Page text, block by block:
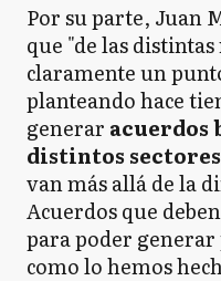
Por su parte, Juan
que "de las
claramente un
planteando hace
generar acuerdos
distintos
van más allá de la
Acuerdos que
para poder
como lo hemos